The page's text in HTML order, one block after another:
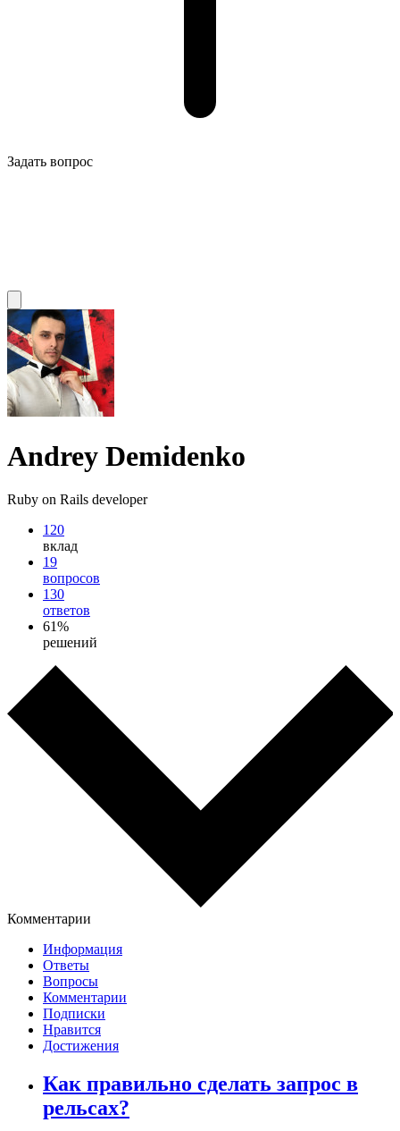
Задать вопрос
Andrey Demidenko
Ruby on Rails developer
120
вклад
19
вопросов
130
ответов
61%
решений
Комментарии
Информация
Ответы
Вопросы
Комментарии
Подписки
Нравится
Достижения
Как правильно сделать запрос в
рельсах?